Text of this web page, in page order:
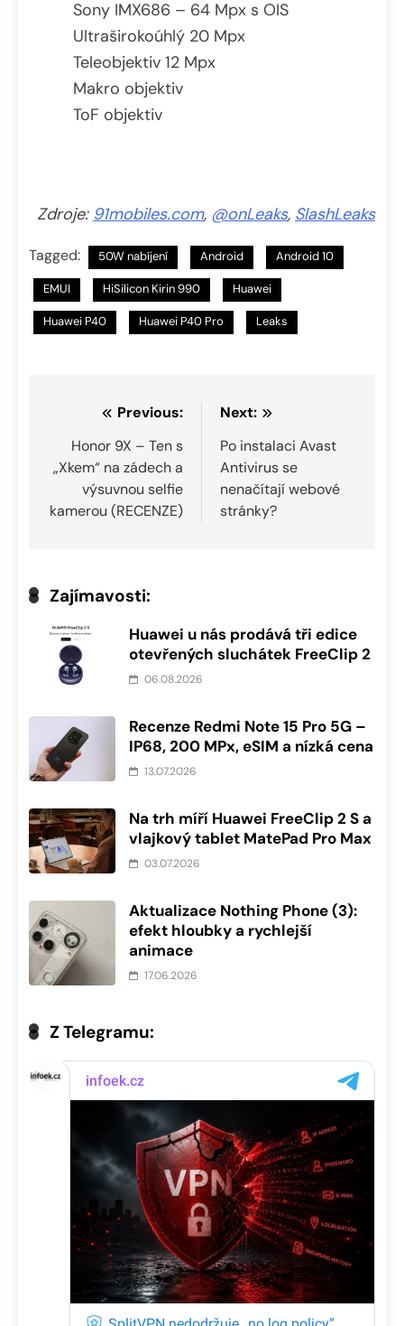
Sony IMX686 – 64 Mpx s OIS
Ultraširokoúhlý 20 Mpx
Teleobjektiv 12 Mpx
Makro objektiv
ToF objektiv
Zdroje: 91mobiles.com, @onLeaks, SlashLeaks
Tagged: 50W nabíjení Android Android 10
EMUI HiSilicon Kirin 990 Huawei
Huawei P40 Huawei P40 Pro Leaks
Navigace
pro
příspěvek
Previous:
Honor 9X – Ten s
„Xkem“ na zádech a
výsuvnou selfie
kamerou (RECENZE)
Next:
Po instalaci Avast
Antivirus se
nenačítají webové
stránky?
Zajímavosti:
Huawei u nás prodává tři edice
otevřených sluchátek FreeClip 2
06.08.2026
Recenze Redmi Note 15 Pro 5G –
IP68, 200 MPx, eSIM a nízká cena
13.07.2026
Na trh míří Huawei FreeClip 2 S a
vlajkový tablet MatePad Pro Max
03.07.2026
Aktualizace Nothing Phone (3):
efekt hloubky a rychlejší
animace
17.06.2026
Z Telegramu: